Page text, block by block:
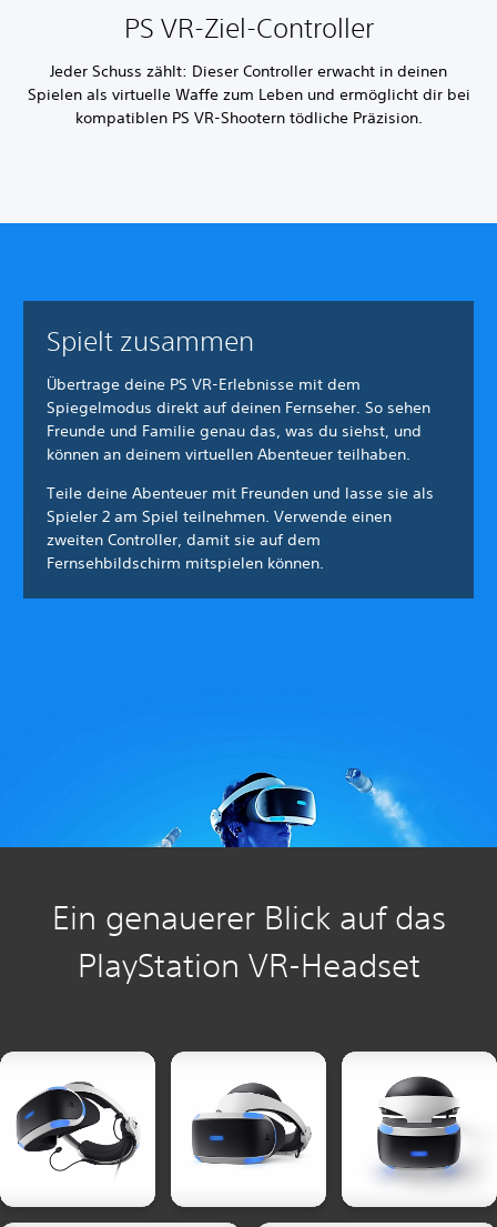
PS VR‐Ziel‐Controller
Jeder Schuss zählt: Dieser Controller erwacht in deinen
Spielen als virtuelle Waffe zum Leben und ermöglicht dir bei
kompatiblen PS VR-Shootern tödliche Präzision.
Spielt zusammen
Übertrage deine PS VR-Erlebnisse mit dem
Spiegelmodus direkt auf deinen Fernseher. So sehen
Freunde und Familie genau das, was du siehst, und
können an deinem virtuellen Abenteuer teilhaben.
Teile deine Abenteuer mit Freunden und lasse sie als
Spieler 2 am Spiel teilnehmen. Verwende einen
zweiten Controller, damit sie auf dem
Fernsehbildschirm mitspielen können.
Ein genauerer Blick auf das
PlayStation VR-Headset